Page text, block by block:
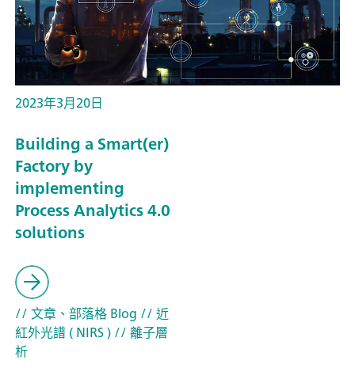
2023年3月20日
Building a Smart(er)
Factory by
implementing
Process Analytics 4.0
solutions
// 文章、部落格 Blog // 近
紅外光譜 ( NIRS )// 離子層
析